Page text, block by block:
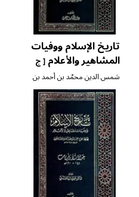
تاريخ الإسلام ووفيات
المشاهير والأعلام[ ج
٧ ]
شمس الدين محمّد بن أحمد بن
عثمان الذّهبي